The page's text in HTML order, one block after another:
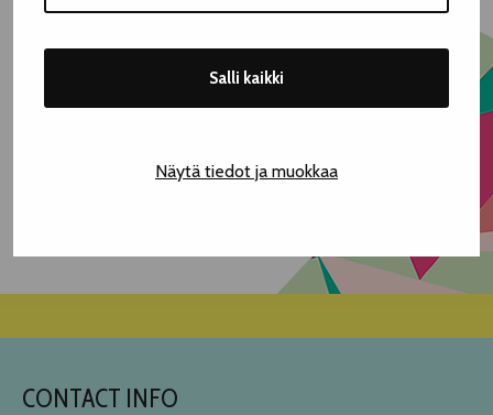
Salli kaikki
Näytä tiedot ja muokkaa
Hämeenpuisto 28
Open for all – Free entry
CONTACT INFO